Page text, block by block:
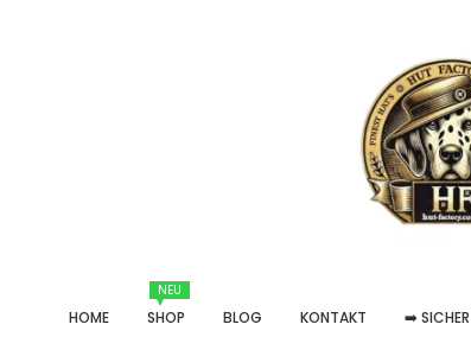
HOME
NEU
SHOP BLOG KONTAKT ➡️ SICHER